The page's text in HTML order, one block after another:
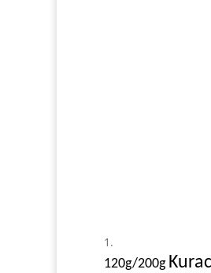
120g/200g